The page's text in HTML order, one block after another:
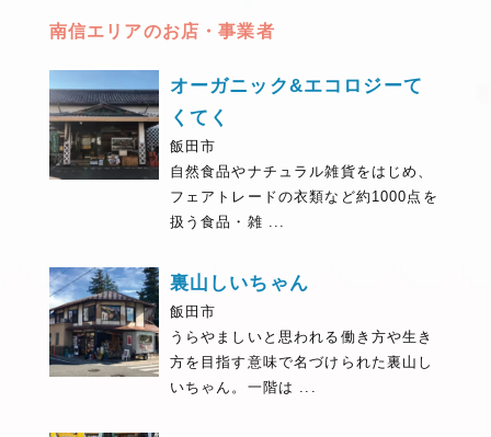
南信エリアのお店・事業者
オーガニック&エコロジーて
くてく
飯田市
自然食品やナチュラル雑貨をはじめ、
フェアトレードの衣類など約1000点を
扱う食品・雑 ...
裏山しいちゃん
飯田市
うらやましいと思われる働き方や生き
方を目指す意味で名づけられた裏山し
いちゃん。一階は ...